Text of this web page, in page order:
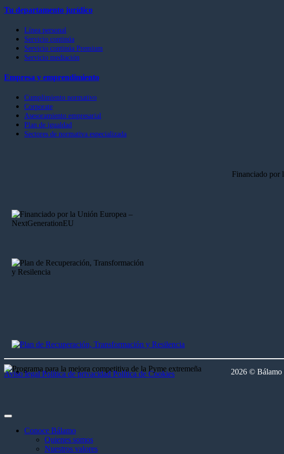
Tu departamento jurídico
Línea personal
Servicio continúa
Servicio continúa Premium
Servicio mediación
Empresa y emprendimiento
Cumplimiento normativo
Corporate
Asesoramiento empresarial
Plan de igualdad
Sectores de normativa especializada
Financiado por
2026 © Bálamo
Aviso legal Política de privacidad Política de Cookies
Conoce Bálamo
Quienes somos
Nuestros valores